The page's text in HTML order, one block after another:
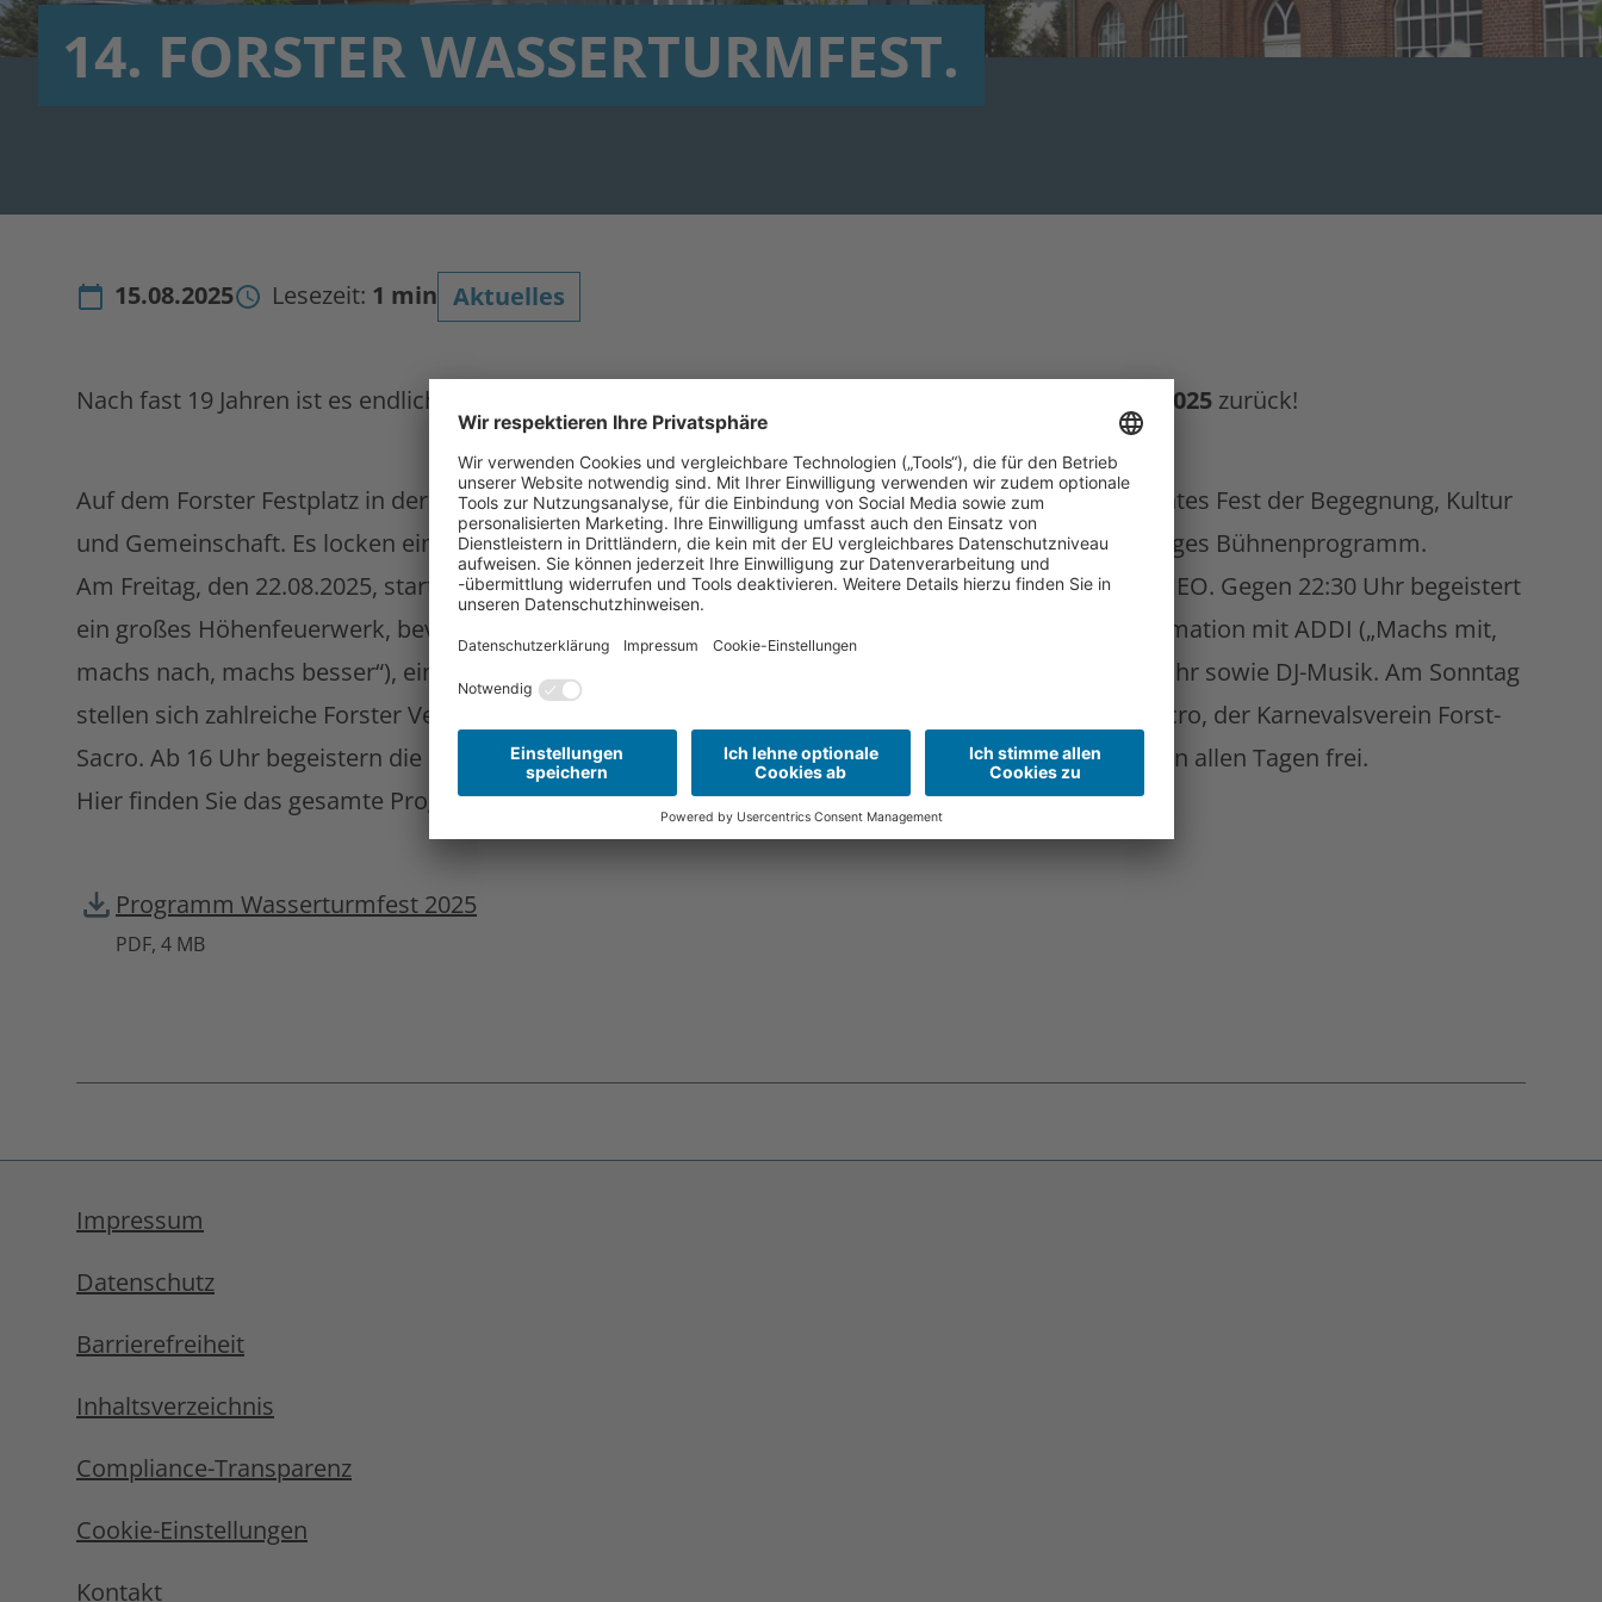
14. FORSTER WASSERTURMFEST.
15.08.2025 Lesezeit: 1 min Aktuelles
Nach fast 19 Jahren ist es endlich wieder so weit: Das Forster Wasserturmfest kehrt vom 22.-24.08.2025 zurück!
Auf dem Forster Festplatz in der Nähe des Wahrzeichen der Stadt Forst (Lausitz) erwartet Sie ein buntes Fest der Begegnung, Kultur
und Gemeinschaft. Es locken ein abwechslungsreicher Schaustellerpark, Live-Musik und ein vielseitiges Bühnenprogramm.
Am Freitag, den 22.08.2025, startet das Fest um 19 Uhr mit der feierlichen Eröffnung und der Band NEO. Gegen 22:30 Uhr begeistert
ein großes Höhenfeuerwerk, bevor der Abend mit DJ-Musik ausklingt. Der Samstag bietet Kinderanimation mit ADDI („Machs mit,
machs nach, machs besser“), eine DDR-Comedyshow, die Partyband GIPSY, eine Feuershow ab 21 Uhr sowie DJ-Musik. Am Sonntag
stellen sich zahlreiche Forster Vereine vor, u. a. der Männerchor Forst, der Männergesangsverein Sacro, der Karnevalsverein Forst-
Sacro. Ab 16 Uhr begeistern die Band Roberto Tauros und Musikerin Nicci Schubert. Der Eintritt ist an allen Tagen frei.
Hier finden Sie das gesamte Programm:
Programm Wasserturmfest 2025
PDF, 4 MB
Impressum
Datenschutz
Barrierefreiheit
Inhaltsverzeichnis
Compliance-Transparenz
Cookie-Einstellungen
Kontakt